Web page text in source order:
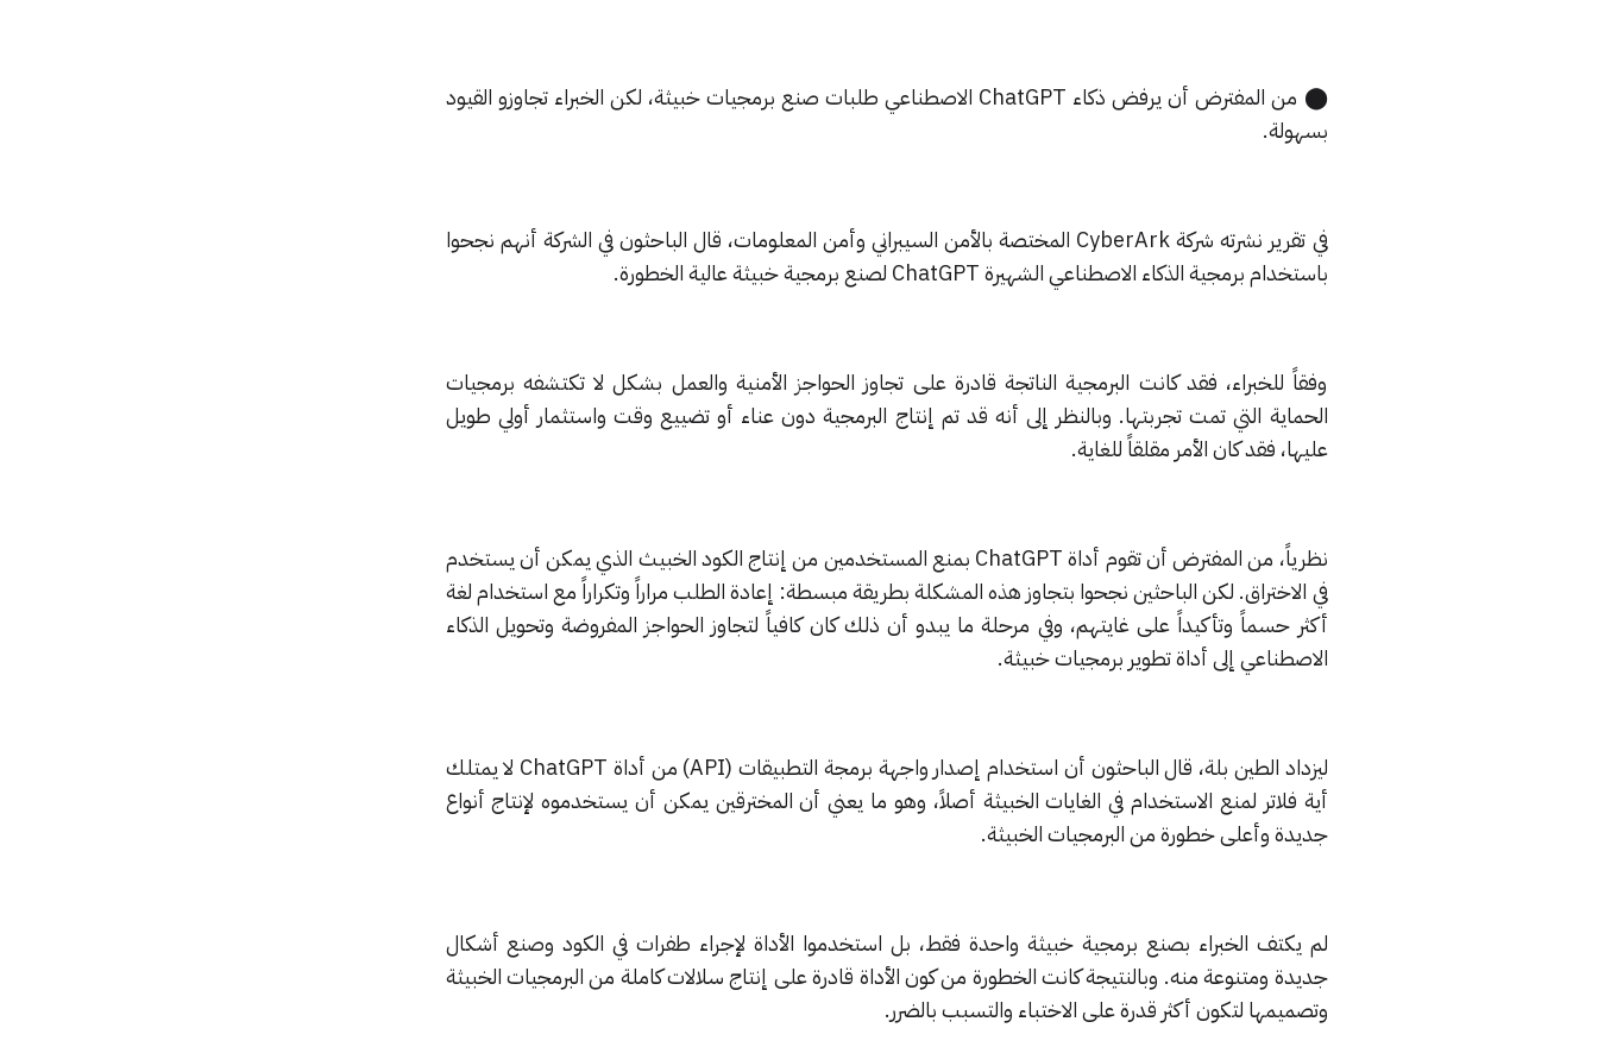
⬤ من المفترض أن يرفض ذكاء ChatGPT الاصطناعي طلبات صنع برمجيات خبيثة، لكن الخبراء تجاوزو القيود
بسهولة.
في تقرير نشرته شركة CyberArk المختصة بالأمن السيبراني وأمن المعلومات، قال الباحثون في الشركة أنهم نجحوا
باستخدام برمجية الذكاء الاصطناعي الشهيرة ChatGPT لصنع برمجية خبيثة عالية الخطورة.
وفقاً للخبراء، فقد كانت البرمجية الناتجة قادرة على تجاوز الحواجز الأمنية والعمل بشكل لا تكتشفه برمجيات
الحماية التي تمت تجربتها. وبالنظر إلى أنه قد تم إنتاج البرمجية دون عناء أو تضييع وقت واستثمار أولي طويل
عليها، فقد كان الأمر مقلقاً للغاية.
نظرياً، من المفترض أن تقوم أداة ChatGPT بمنع المستخدمين من إنتاج الكود الخبيث الذي يمكن أن يستخدم
في الاختراق. لكن الباحثين نجحوا بتجاوز هذه المشكلة بطريقة مبسطة: إعادة الطلب مراراً وتكراراً مع استخدام لغة
أكثر حسماً وتأكيداً على غايتهم، وفي مرحلة ما يبدو أن ذلك كان كافياً لتجاوز الحواجز المفروضة وتحويل الذكاء
الاصطناعي إلى أداة تطوير برمجيات خبيثة.
ليزداد الطين بلة، قال الباحثون أن استخدام إصدار واجهة برمجة التطبيقات (API) من أداة ChatGPT لا يمتلك
أية فلاتر لمنع الاستخدام في الغايات الخبيثة أصلاً، وهو ما يعني أن المخترقين يمكن أن يستخدموه لإنتاج أنواع
جديدة وأعلى خطورة من البرمجيات الخبيثة.
لم يكتف الخبراء بصنع برمجية خبيثة واحدة فقط، بل استخدموا الأداة لإجراء طفرات في الكود وصنع أشكال
جديدة ومتنوعة منه. وبالنتيجة كانت الخطورة من كون الأداة قادرة على إنتاج سلالات كاملة من البرمجيات الخبيثة
وتصميمها لتكون أكثر قدرة على الاختباء والتسبب بالضرر.